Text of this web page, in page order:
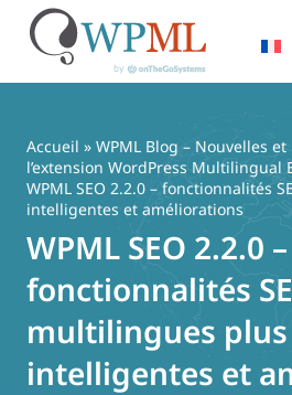
contenu
Accueil » WPML Blog – Nouvelles
l’extension WordPress Multilingual
WPML SEO 2.2.0 – fonctionnalités
intelligentes et améliorations
WPML SEO 2.2.0 –
fonctionnalités
multilingues plus
intelligentes et